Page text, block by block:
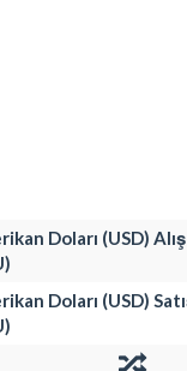
Doları (USD)
Doları (USD)